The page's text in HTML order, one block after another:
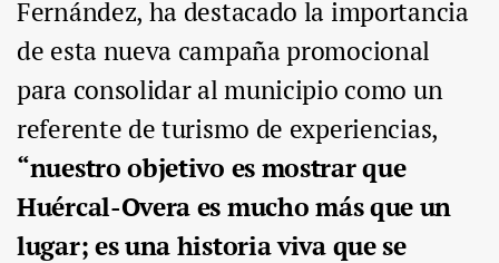
Fernández, ha destacado la importancia
de esta nueva campaña promocional
para consolidar al municipio como un
referente de turismo de experiencias,
“nuestro objetivo es mostrar que
Huércal-Overa es mucho más que un
lugar; es una historia viva que se